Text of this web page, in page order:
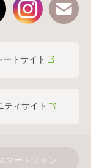
トサイト
ティサイト
マートフォン